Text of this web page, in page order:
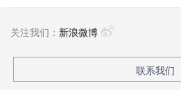
关注我们： 新浪微博
联系我们